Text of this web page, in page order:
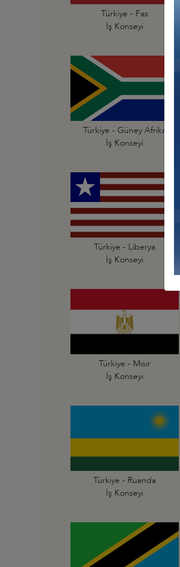
Türkiye - Fas
İş Konseyi
Türkiye - Güney Afrika
İş Konseyi
Türkiye - Liberya
İş Konseyi
Türkiye - Mısır
İş Konseyi
Türkiye - Ruanda
İş Konseyi